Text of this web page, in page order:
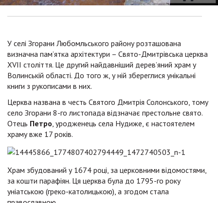
У селі Згорани Любомльського району розташована
визначна пам’ятка архітектури – Свято-Дмитрівська церква
XVІI століття. Це другий найдавніший дерев’яний храм у
Волинській області. До того ж, у ній збереглися унікальні
книги з рукописами в них.
Церква названа в честь Святого Дмитрія Солонського, тому
село Згорани 8-го листопада відзначає престольне свято.
Отець Петро , уродженець села Нудиже, є настоятелем
храму вже 17 років.
Храм збудований у 1674 році, за церковними відомостями,
за кошти парафіян. Ця церква була до 1795-го року
уніатською (греко-католицькою), а згодом стала